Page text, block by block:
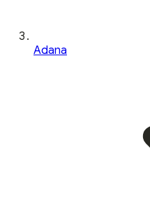
Adana